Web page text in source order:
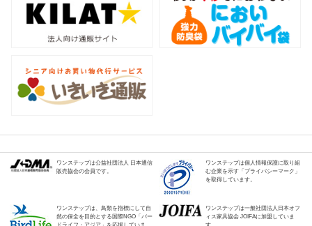
ワンステップは公益社団法人 日本通信
販売協会の会員です。
ワンステップは個人情報保護に取り組
む企業を示す「プライバシーマーク」
を取得しています。
ワンステップは、鳥類を指標にして自
然の保全を目的とする国際NGO「バー
ドライフ・アジア」を応援していま
ワンステップは一般社団法人日本オフ
ィス家具協会 JOIFAに加盟していま
す。